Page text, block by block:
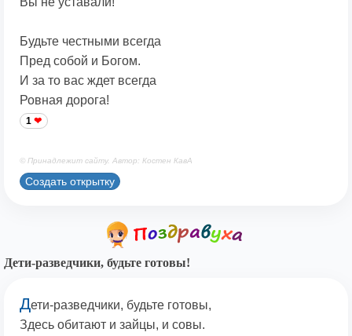
Будьте честными всегда
Пред собой и Богом.
И за то вас ждет всегда
Ровная дорога!
1
© Принадлежит сайту. Автор: Костен КавА
Создать открытку
Дети-разведчики, будьте готовы!
Дети-разведчики, будьте готовы,
Здесь обитают и зайцы, и совы.